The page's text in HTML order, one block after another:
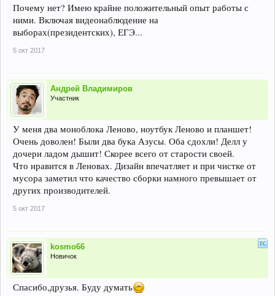
Почему нет? Имею крайне положительный опыт работы с
ними. Включая видеонаблюдение на
выборах(президентских), ЕГЭ...
5 окт 2017
Андрей Владимиров
Участник
У меня два моноблока Леново, ноутбук Леново и планшет!
Очень доволен! Были два бука Азусы. Оба сдохли! Делл у
дочери ладом дышит! Скорее всего от старости своей.
Что нравится в Леновах. Дизайн впечатляет и при чистке от
мусора заметил что качество сборки намного превышает от
других производителей.
5 окт 2017
kosmo66
Новичок
Спасибо,друзья. Буду думать